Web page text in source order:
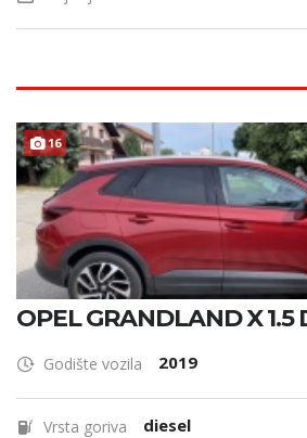
16
OPEL GRANDLAND X 1.5
Godište vozila 2019
Vrsta goriva diesel